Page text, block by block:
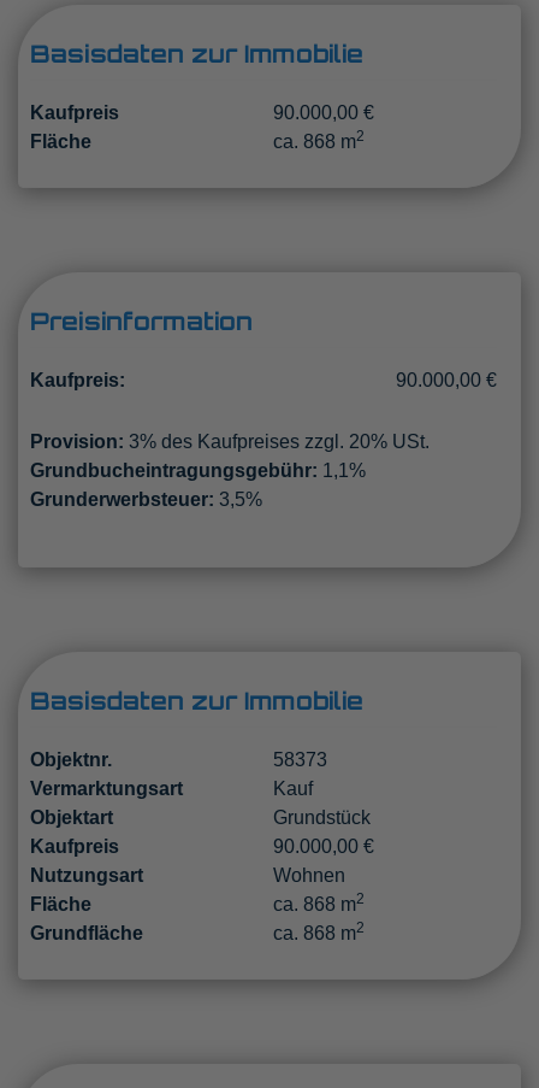
Basisdaten zur Immobilie
Kaufpreis
90.000,00 €
Fläche
ca. 868 m2
Preisinformation
Kaufpreis: 90.000,00 €
Provision: 3% des Kaufpreises zzgl. 20% USt.
Grundbucheintragungsgebühr: 1,1%
Grunderwerbsteuer: 3,5%
Basisdaten zur Immobilie
Objektnr.
58373
Vermarktungsart
Kauf
Objektart
Grundstück
Kaufpreis
90.000,00 €
Nutzungsart
Wohnen
Fläche
ca. 868 m2
Grundfläche ca. 868 m2